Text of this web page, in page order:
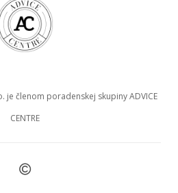
je členom poradenskej skupiny ADVICE
CENTRE
©